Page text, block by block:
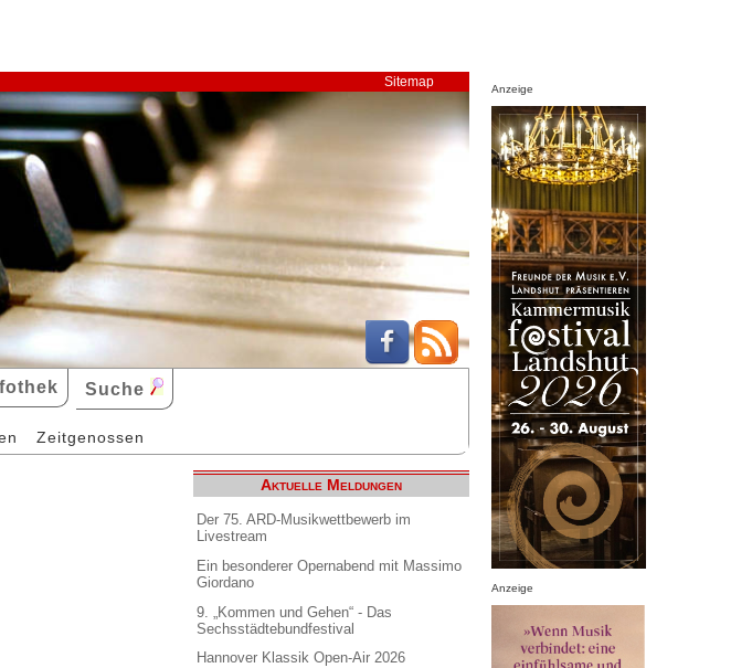
Sitemap
Suche
Zeitgenossen
Aktuelle Meldungen
Der 75. ARD-Musikwettbewerb im
Livestream
Ein besonderer Opernabend mit Massimo
Giordano
9. „Kommen und Gehen“ - Das
Sechsstädtebundfestival
Hannover Klassik Open-Air 2026
Anzeige
Anzeige